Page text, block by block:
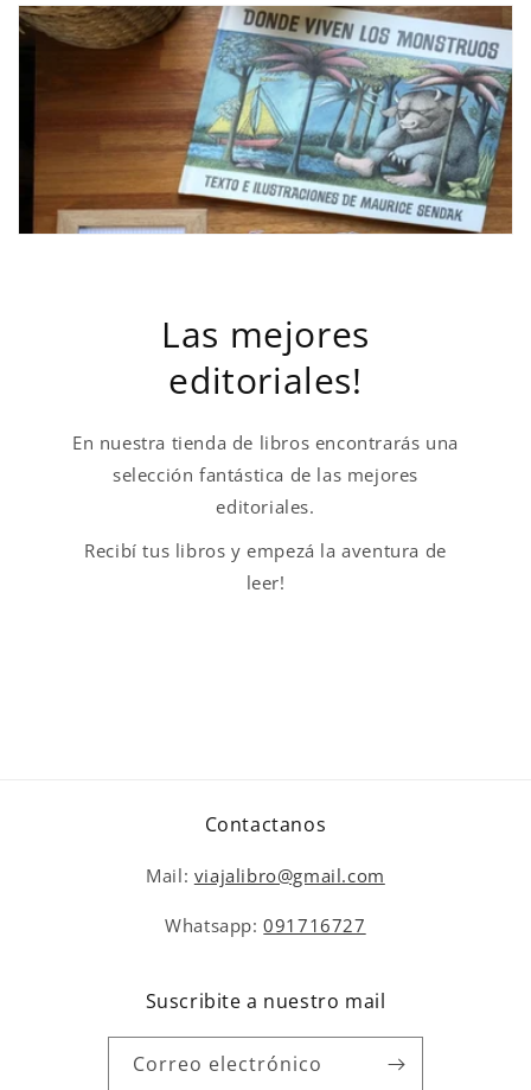
l
e
Las mejores
editoriales!
En nuestra tienda de libros encontrarás una
selección fantástica de las mejores
editoriales.
Recibí tus libros y empezá la aventura de
leer!
Contactanos
Mail: viajalibro@gmail.com
Whatsapp:091716727
Suscribite a nuestro mail
Correo electrónico